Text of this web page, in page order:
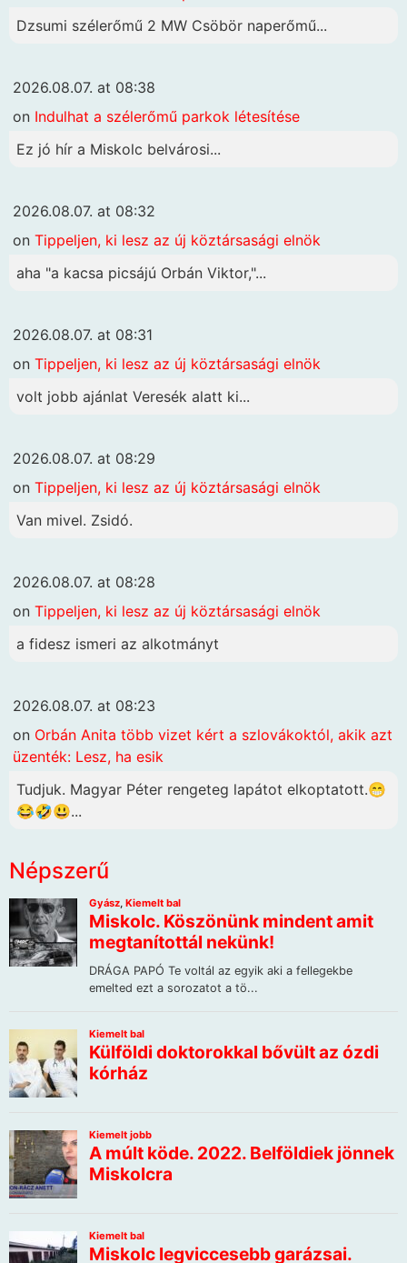
Dzsumi szélerőmű 2 MW Csöbör naperőmű...
2026.08.07. at 08:38
on Indulhat a szélerőmű parkok létesítése
Ez jó hír a Miskolc belvárosi...
2026.08.07. at 08:32
on Tippeljen, ki lesz az új köztársasági elnök
aha "a kacsa picsájú Orbán Viktor,"...
2026.08.07. at 08:31
on Tippeljen, ki lesz az új köztársasági elnök
volt jobb ajánlat Veresék alatt ki...
2026.08.07. at 08:29
on Tippeljen, ki lesz az új köztársasági elnök
Van mivel. Zsidó.
2026.08.07. at 08:28
on Tippeljen, ki lesz az új köztársasági elnök
a fidesz ismeri az alkotmányt
2026.08.07. at 08:23
on Orbán Anita több vizet kért a szlovákoktól, akik azt
üzenték: Lesz, ha esik
Tudjuk. Magyar Péter rengeteg lapátot elkoptatott.😁
😂🤣😃...
Népszerű